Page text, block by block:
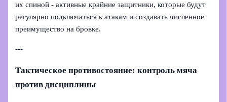
их спиной - активные крайние защитники, которые будут
регулярно подключаться к атакам и создавать численное
преимущество на бровке.
---
Тактическое противостояние: контроль мяча
против дисциплины